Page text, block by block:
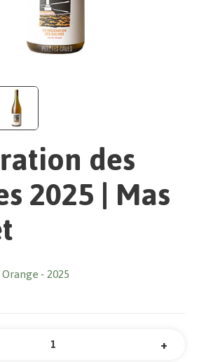
des
2025 | Mas
Orange 2025
+